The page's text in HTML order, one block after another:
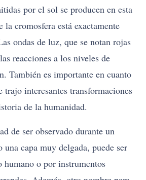
por el sol se producen en esta
la cromosfera está exactamente
ondas de luz, que se notan rojas
reacciones a los niveles de
También es importante en cuanto
trajo interesantes transformaciones
de la humanidad.
de ser observado durante un
una capa muy delgada, puede ser
o por instrumentos